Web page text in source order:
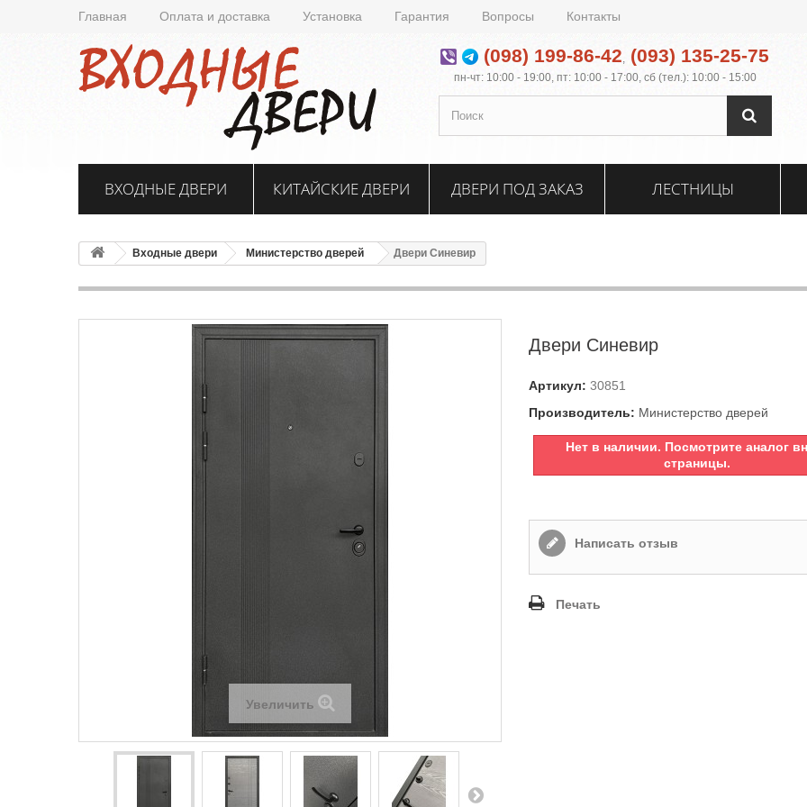
Главная Оплата и доставка Установка Гарантия Вопросы Контакты
(098) 199-86-42, (093) 135-25-75
пн-чт: 10:00 - 19:00, пт: 10:00 - 17:00, сб (тел.): 10:00 - 15:00
ВХОДНЫЕ ДВЕРИ КИТАЙСКИЕ ДВЕРИ ДВЕРИ ПОД ЗАКАЗ ЛЕСТНИЦЫ
Входные двери Министерство дверей Двери Синевир
Увеличить
Двери Синевир
Артикул: 30851
Производитель: Министерство дверей
Нет в наличии. Посмотрите аналог
страницы.
Написать отзыв
Печать